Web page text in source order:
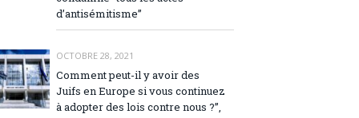
d’antisémitisme”
OCTOBRE 28, 2021
Comment peut-il y avoir des
Juifs en Europe si vous continuez
à adopter des lois contre nous ?”,